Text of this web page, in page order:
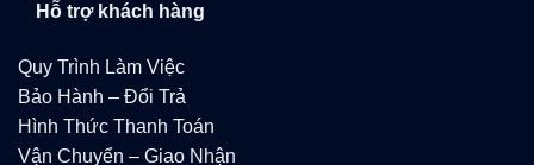
Hỗ trợ khách hàng
Quy Trình Làm Việc
Bảo Hành – Đổi Trả
Hình Thức Thanh Toán
Vận Chuyển – Giao Nhận